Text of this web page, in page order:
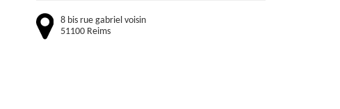
8 bis rue gabriel voisin
51100 Reims